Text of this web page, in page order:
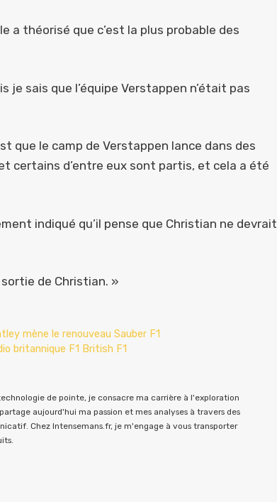
a théorisé que c’est la plus probable des
je sais que l’équipe Verstappen n’était pas
que le camp de Verstappen lance dans des
certains d’entre eux sont partis, et cela a été
indiqué qu’il pense que Christian ne devrait
de Christian. »
mène le renouveau Sauber F1
britannique F1 British F1
de pointe, je consacre ma carrière à l'exploration
aujourd'hui ma passion et mes analyses à travers des
Chez Intensemans.fr, je m'engage à vous transporter